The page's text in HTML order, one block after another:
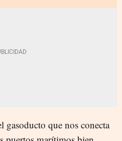
gasoducto que nos conecta